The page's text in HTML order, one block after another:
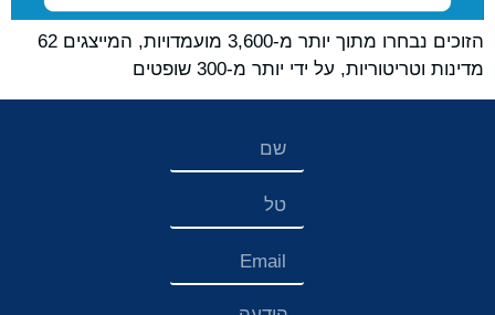
הזוכים נבחרו מתוך יותר מ-3,600 מועמדויות, המייצגים 62
מדינות וטריטוריות, על ידי יותר מ-300 שופטים